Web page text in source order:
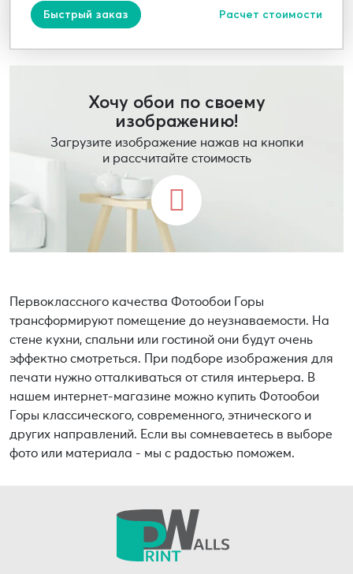
Быстрый заказ Расчет стоимости
Хочу обои по своему
изображению!
Загрузите изображение нажав на кнопки
и рассчитайте стоимость
Первоклассного качества Фотообои Горы
трансформируют помещение до неузнаваемости. На
стене кухни, спальни или гостиной они будут очень
эффектно смотреться. При подборе изображения для
печати нужно отталкиваться от стиля интерьера. В
нашем интернет-магазине можно купить Фотообои
Горы классического, современного, этнического и
других направлений. Если вы сомневаетесь в выборе
фото или материала - мы с радостью поможем.